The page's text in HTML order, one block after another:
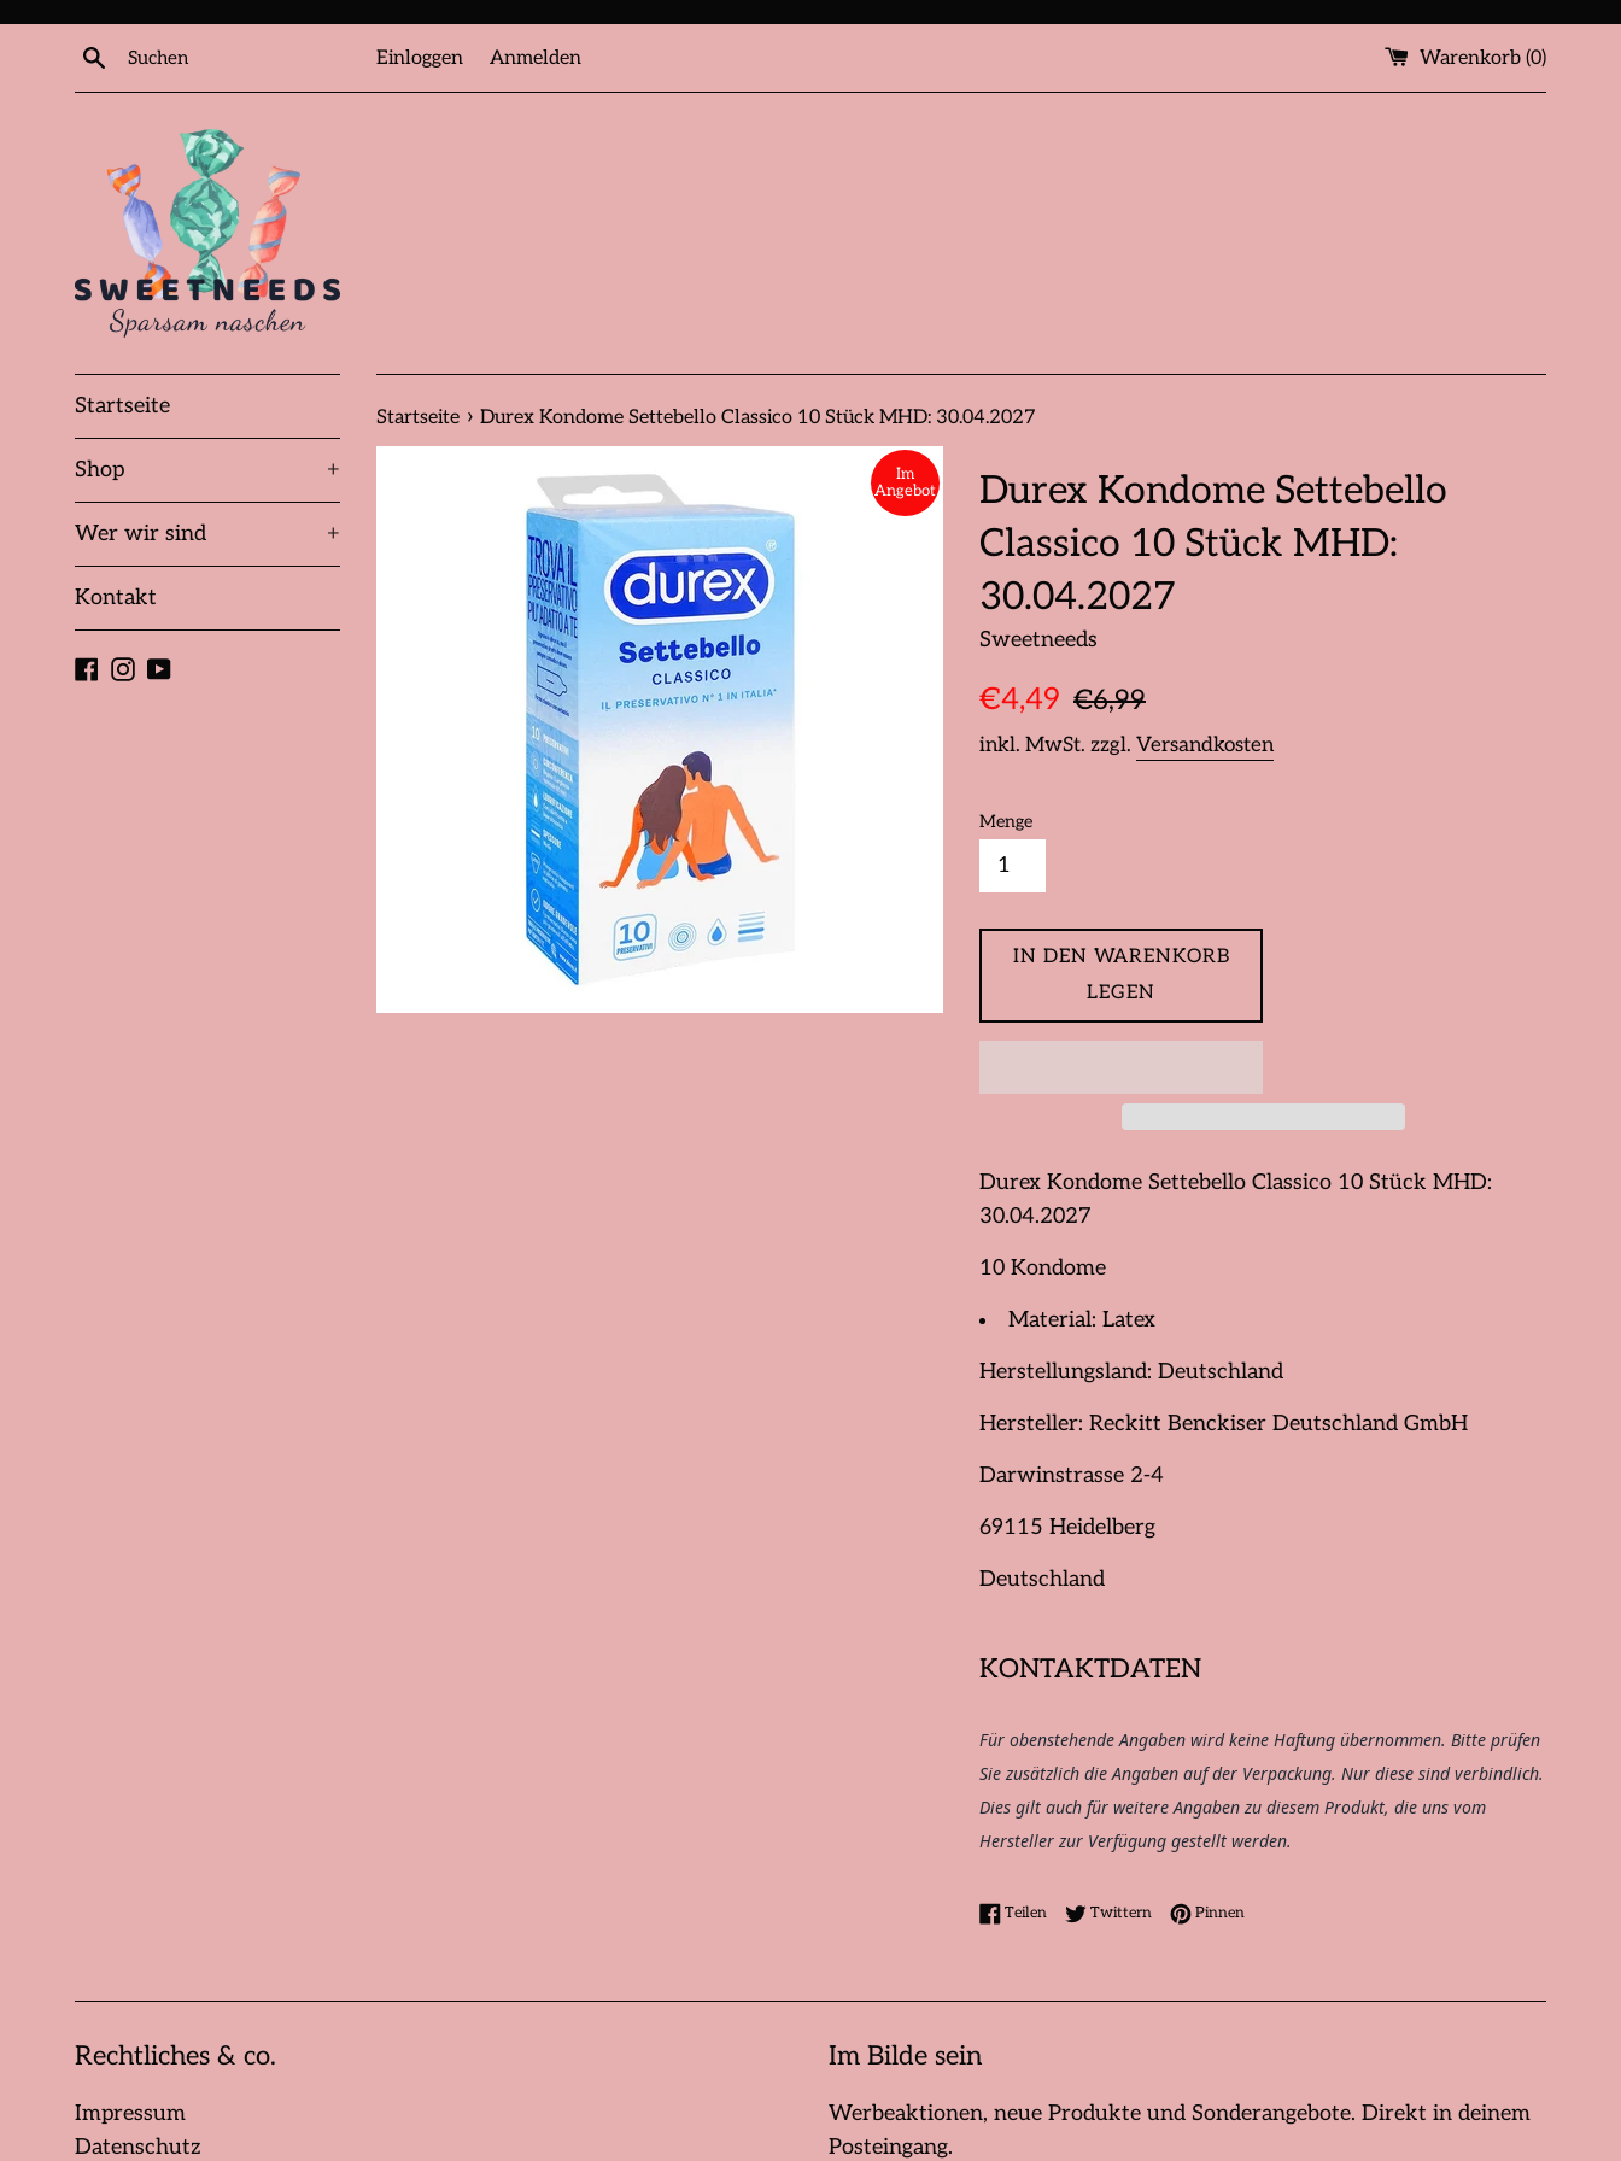
Suchen Einloggen Anmelden Warenkorb (0)
Startseite
Shop +
Wer wir sind +
Kontakt
Facebook
Instagram
YouTube
Startseite › Durex Kondome Settebello Classico 10 Stück MHD: 30.04.2027
Im
Angebot
Durex Kondome Settebello
Classico 10 Stück MHD:
30.04.2027
Sweetneeds
Sonderpreis
€4,49 Normaler
€6,99
inkl. MwSt. zzgl. Versandkosten
Menge
IN DEN WARENKORB
LEGEN
Durex Kondome Settebello Classico 10 Stück MHD:
30.04.2027
10 Kondome
Material: Latex
Herstellungsland: Deutschland
Hersteller: Reckitt Benckiser Deutschland GmbH
Darwinstrasse 2-4
69115 Heidelberg
Deutschland
KONTAKTDATEN
Für obenstehende Angaben wird keine Haftung übernommen. Bitte prüfen
Sie zusätzlich die Angaben auf der Verpackung. Nur diese sind verbindlich.
Dies gilt auch für weitere Angaben zu diesem Produkt, die uns vom
Hersteller zur Verfügung gestellt werden.
TeilenAuf Facebook teilen
TwitternAuf Twitter twittern
PinnenAuf Pinterest pinnen
Rechtliches & co.
Impressum
Datenschutz
Im Bilde sein
Werbeaktionen, neue Produkte und Sonderangebote. Direkt in deinem
Posteingang.